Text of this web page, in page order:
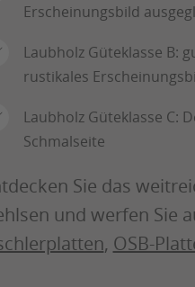
Erscheinungsbild
Laubholz Güteklasse B:
rustikales
Laubholz Güteklasse C:
Schmalseite
Sie das
und werfen Sie
, OSB-